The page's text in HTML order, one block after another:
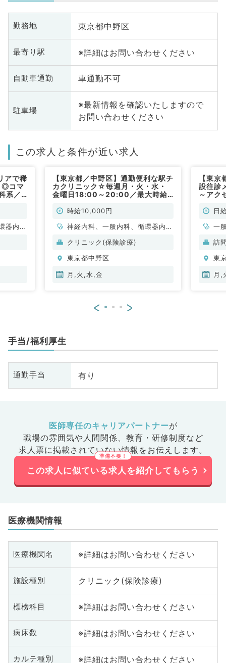
勤務地 東京都中野区
最寄り駅 ※詳細はお問い合わせください
自動車通勤 車通勤不可
駐車場
※最新情報を確認いたしますので
お問い合わせください
この求人と条件が近い求人
アで稀
◎コマ
系／
器内
【東京都／中野区】通勤便利な駅チ
カクリニック☆毎週月・火・水・
金曜日18:00～20:00／最大時給
（内科系／非常勤）
時給10,000円
神経内科、一般内科、循環器内
科、呼吸器内科、消化器内科、内
内科、血液内科、膠原病科
クリニック(保険診療)
東京都中野区
月,火,水,金
【東
設往診
～アク
日
一
科
訪
東
月,
< >
手当/福利厚生
通勤手当 有り
医師専任のキャリアパートナーが
職場の雰囲気や人間関係、 教育・研修制度など
求人票に掲載されていない情報をお伝えします。
この求人に似ている求人を紹介してもらう
医療機関情報
医療機関名 ※詳細はお問い合わせください
施設種別 クリニック(保険診療)
標榜科目 ※詳細はお問い合わせください
病床数 ※詳細はお問い合わせください
カルテ種別 ※詳細はお問い合わせください